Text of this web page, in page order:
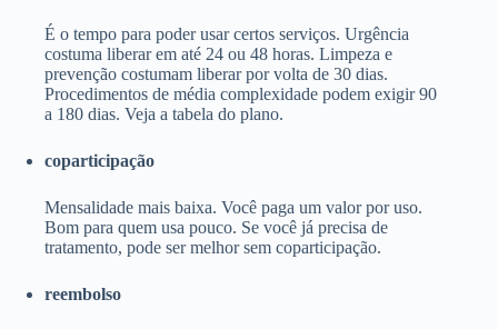
É o tempo para poder usar certos serviços. Urgência
costuma liberar em até 24 ou 48 horas. Limpeza e
prevenção costumam liberar por volta de 30 dias.
Procedimentos de média complexidade podem exigir 90
a 180 dias. Veja a tabela do plano.
coparticipação
Mensalidade mais baixa. Você paga um valor por uso.
Bom para quem usa pouco. Se você já precisa de
tratamento, pode ser melhor sem coparticipação.
reembolso